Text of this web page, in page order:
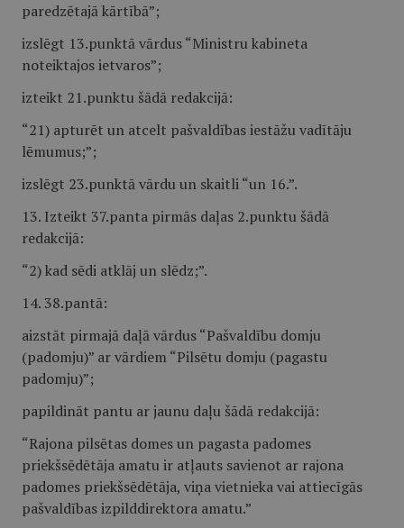
paredzētajā kārtībā”;
izslēgt 13.punktā vārdus “Ministru kabineta
noteiktajos ietvaros”;
izteikt 21.punktu šādā redakcijā:
“21) apturēt un atcelt pašvaldības iestāžu vadītāju
lēmumus;”;
izslēgt 23.punktā vārdu un skaitli “un 16.”.
13. Izteikt 37.panta pirmās daļas 2.punktu šādā
redakcijā:
“2) kad sēdi atklāj un slēdz;”.
14. 38.pantā:
aizstāt pirmajā daļā vārdus “Pašvaldību domju
(padomju)” ar vārdiem “Pilsētu domju (pagastu
padomju)”;
papildināt pantu ar jaunu daļu šādā redakcijā:
“Rajona pilsētas domes un pagasta padomes
priekšsēdētāja amatu ir atļauts savienot ar rajona
padomes priekšsēdētāja, viņa vietnieka vai attiecīgās
pašvaldības izpilddirektora amatu.”